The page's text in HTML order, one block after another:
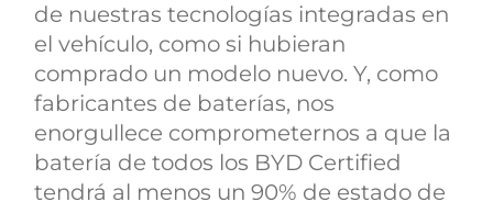
de nuestras tecnologías integradas en
el vehículo, como si hubieran
comprado un modelo nuevo. Y, como
fabricantes de baterías, nos
enorgullece comprometernos a que la
batería de todos los BYD Certified
tendrá al menos un 90% de estado de